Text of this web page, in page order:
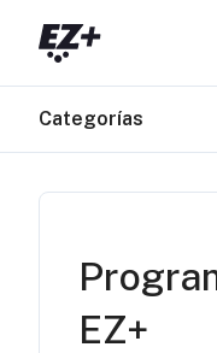
Categorías
EZ+